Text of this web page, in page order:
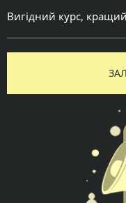
Вигідний курс,